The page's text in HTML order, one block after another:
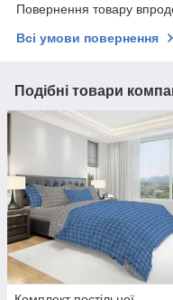
Повернення товару
Всі умови повернення
Подібні товари